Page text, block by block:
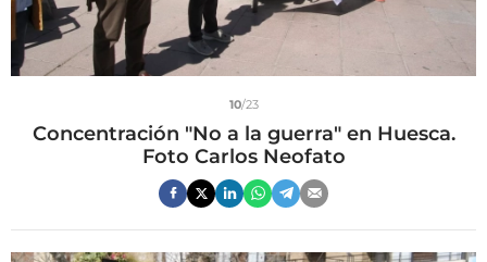
10/23
Concentración "No a la guerra" en Huesca.
Foto Carlos Neofato